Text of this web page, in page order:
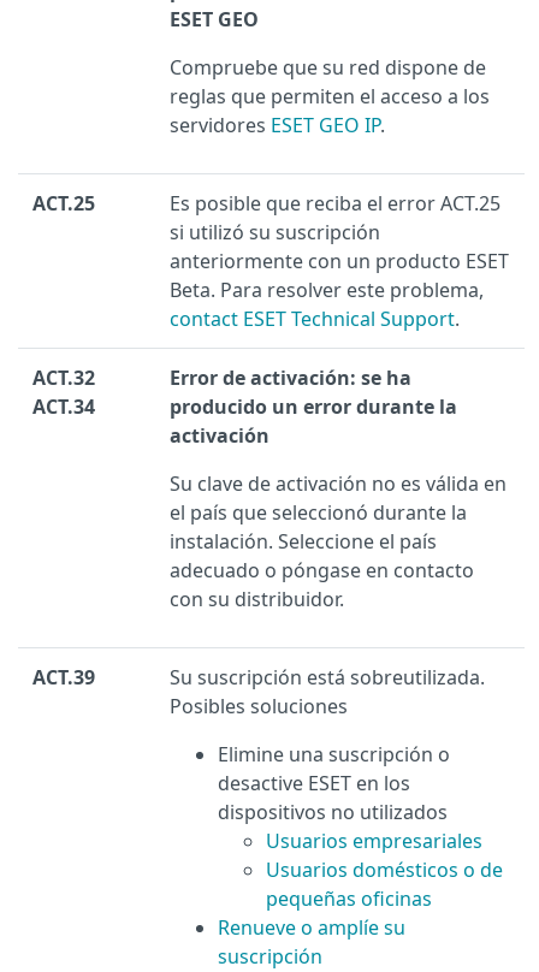
ESET GEO
Compruebe que su red dispone de
reglas que permiten el acceso a los
servidores ESET GEO IP.
ACT.25
Es posible que reciba el error ACT.25
si utilizó su suscripción
anteriormente con un producto ESET
Beta. Para resolver este problema,
contact ESET Technical Support.
ACT.32
ACT.34
Error de activación: se ha
producido un error durante la
activación
Su clave de activación no es válida en
el país que seleccionó durante la
instalación. Seleccione el país
adecuado o póngase en contacto
con su distribuidor.
ACT.39
Su suscripción está sobreutilizada.
Posibles soluciones
Elimine una suscripción o
desactive ESET en los
dispositivos no utilizados
Usuarios empresariales
Usuarios domésticos o de
pequeñas oficinas
Renueve o amplíe su
suscripción